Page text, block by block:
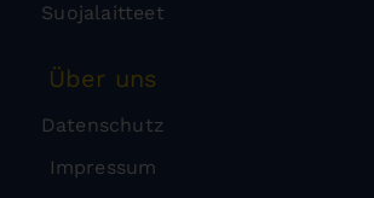
Suojalaitteet
Über uns
Datenschutz
Impressum